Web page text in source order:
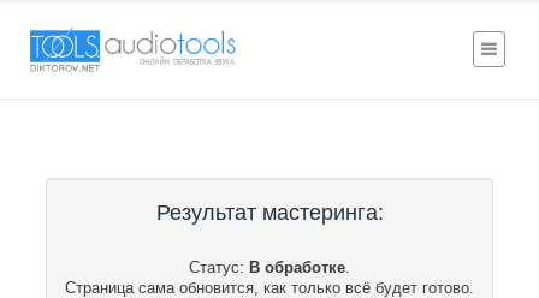
Результат мастеринга:
Статус: В обработке.
Страница сама обновится, как только всё будет готово.